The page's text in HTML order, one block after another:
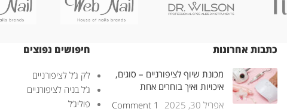
כתבות אחרונות
מכונת שיוף לציפורניים – סוגים,
איכויות ואיך בוחרים אחת
אפריל 30, 2025
1 Comment
חיפושים נפוצים
לק ג’ל לציפורניים
ג’ל בניה לציפורניים
פוליג’ל